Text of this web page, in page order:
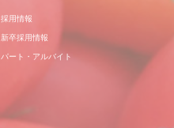
採用情報
新卒採用情報
パート・アルバイト